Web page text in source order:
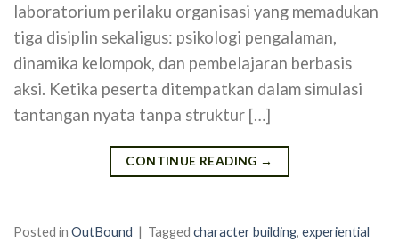
laboratorium perilaku organisasi yang memadukan
tiga disiplin sekaligus: psikologi pengalaman,
dinamika kelompok, dan pembelajaran berbasis
aksi. Ketika peserta ditempatkan dalam simulasi
tantangan nyata tanpa struktur […]
CONTINUE READING →
Posted in OutBound | Tagged character building experiential